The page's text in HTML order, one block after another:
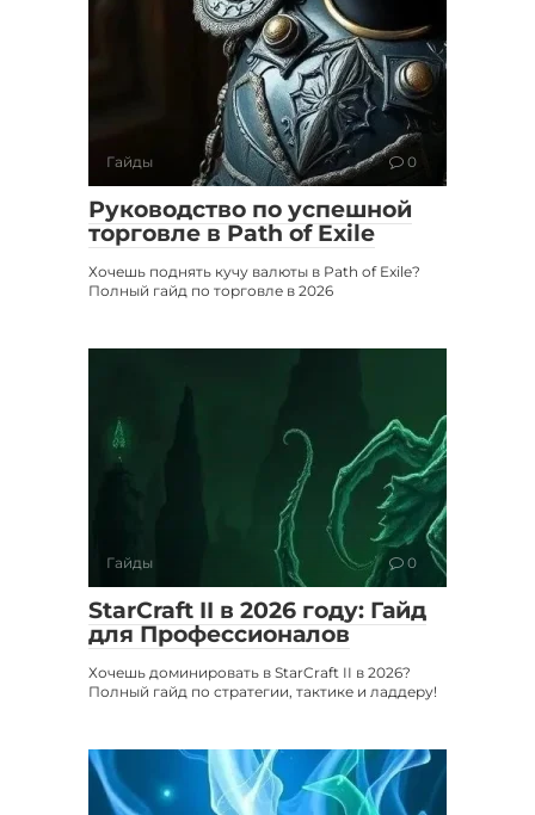
Гайды 0
Руководство по успешной
торговле в Path of Exile
Хочешь поднять кучу валюты в Path of Exile?
Полный гайд по торговле в 2026
Гайды 0
StarCraft II в 2026 году: Гайд
для Профессионалов
Хочешь доминировать в StarCraft II в 2026?
Полный гайд по стратегии, тактике и ладдеру!